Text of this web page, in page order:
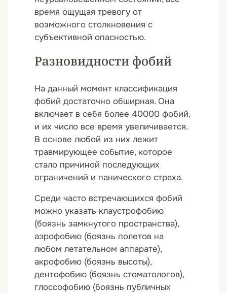
время ощущая тревогу от
возможного столкновения с
субъективной опасностью.
Разновидности фобий
На данный момент классификация
фобий достаточно обширная. Она
включает в себя более 40000 фобий,
и их число все время увеличивается.
В основе любой из них лежит
травмирующее событие, которое
стало причиной последующих
ограничений и панического страха.
Среди часто встречающихся фобий
можно указать клаустрофобию
(боязнь замкнутого пространства),
аэрофобию (боязнь полетов на
любом летательном аппарате),
акрофобию (боязнь высоты),
дентофобию (боязнь стоматологов),
глоссофобию (боязнь публичных